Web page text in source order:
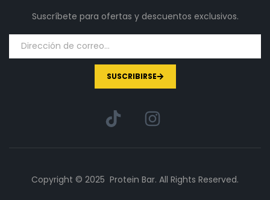
Suscríbete para ofertas y descuentos exclusivos.
SUSCRIBIRSE
Copyright © 2025 Protein Bar. All Rights Reserved.